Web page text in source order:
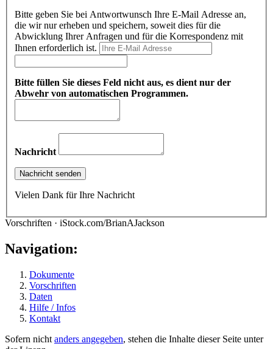
Bitte geben Sie bei Antwortwunsch Ihre E-Mail Adresse an,
die wir nur erheben und speichern, soweit dies für die
Abwicklung Ihrer Anfragen und für die Korrespondenz mit
Ihnen erforderlich ist.
Bitte füllen Sie dieses Feld nicht aus, es dient nur der
Abwehr von automatischen Programmen.
Nachricht
Vielen Dank für Ihre Nachricht
Vorschriften · iStock.com/BrianAJackson
Navigation:
Dokumente
Vorschriften
Daten
Hilfe / Infos
Kontakt
Sofern nicht anders angegeben, stehen die Inhalte dieser Seite unter